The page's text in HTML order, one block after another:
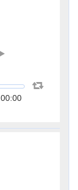
00:00